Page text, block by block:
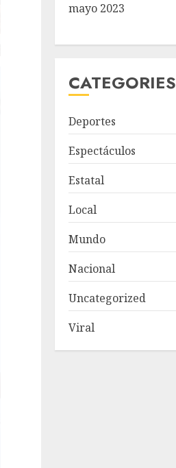
mayo 2023
CATEGORIES
Deportes
Espectáculos
Estatal
Local
Mundo
Nacional
Uncategorized
Viral